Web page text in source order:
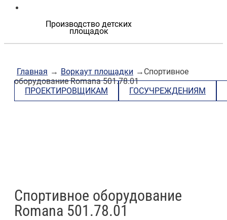
Производство детских
площадок
Главная → Воркаут площадки →Спортивное
оборудование Romana 501.78.01
ПРОЕКТИРОВЩИКАМ
ГОСУЧРЕЖДЕНИЯМ
Спортивное оборудование
Romana 501.78.01